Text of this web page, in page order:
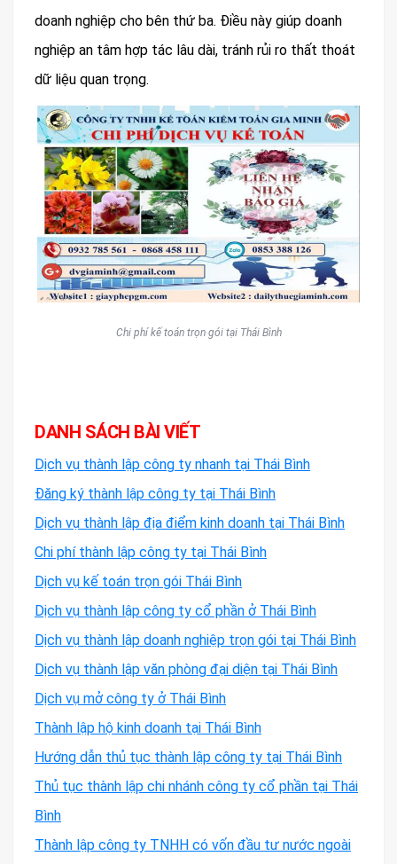
doanh nghiệp cho bên thứ ba. Điều này giúp doanh
nghiệp an tâm hợp tác lâu dài, tránh rủi ro thất thoát
dữ liệu quan trọng.
Chi phí kế toán trọn gói tại Thái Bình
DANH SÁCH BÀI VIẾT
Dịch vụ thành lập công ty nhanh tại Thái Bình
Đăng ký thành lập công ty tại Thái Bình
Dịch vụ thành lập địa điểm kinh doanh tại Thái Bình
Chi phí thành lập công ty tại Thái Bình
Dịch vụ kế toán trọn gói Thái Bình
Dịch vụ thành lập công ty cổ phần ở Thái Bình
Dịch vụ thành lập doanh nghiệp trọn gói tại Thái Bình
Dịch vụ thành lập văn phòng đại diện tại Thái Bình
Dịch vụ mở công ty ở Thái Bình
Thành lập hộ kinh doanh tại Thái Bình
Hướng dẫn thủ tục thành lập công ty tại Thái Bình
Thủ tục thành lập chi nhánh công ty cổ phần tại Thái
Bình
Thành lập công ty TNHH có vốn đầu tư nước ngoài